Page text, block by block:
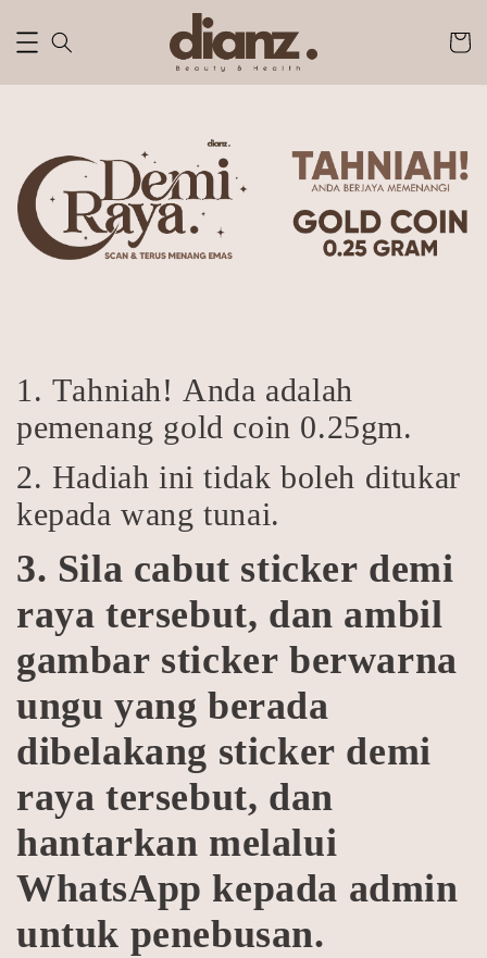
1. Tahniah! Anda adalah
pemenang gold coin 0.25gm.
2. Hadiah ini tidak boleh ditukar
kepada wang tunai.
3. Sila cabut sticker demi
raya tersebut, dan ambil
gambar sticker berwarna
ungu yang berada
dibelakang sticker demi
raya tersebut, dan
hantarkan melalui
WhatsApp kepada admin
untuk penebusan.